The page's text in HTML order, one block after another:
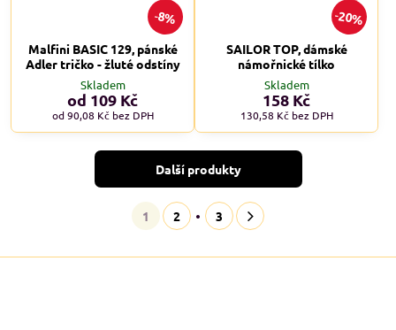
8%
Malfini BASIC 129, pánské
Adler tričko - žluté odstíny
Skladem
od 109 Kč
od 90,08 Kč bez DPH
20%
SAILOR TOP, dámské
námořnické tílko
Skladem
158 Kč
130,58 Kč bez DPH
Další produkty
1 2 3